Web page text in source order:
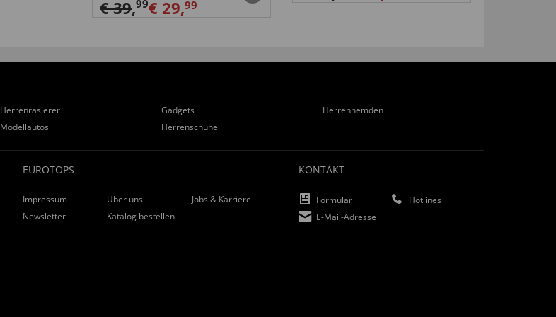
€ 39,99€ 29,99
Herrenrasierer Gadgets
Herrenhemden
Modellautos Herrenschuhe
EUROTOPS
Impressum Über uns
Jobs & Karriere
Newsletter
Katalog bestellen
KONTAKT
Formular
Hotlines
E-Mail-Adresse